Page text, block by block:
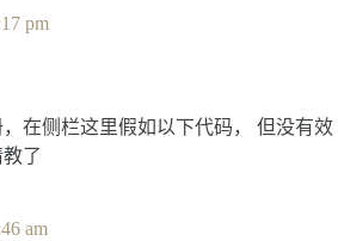
pm
在侧栏这里假如以下代码， 但没有效
了
am